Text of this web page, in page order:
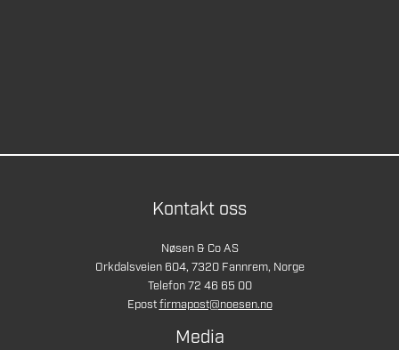
Kontakt oss
Nøsen & Co AS
Orkdalsveien 604, 7320 Fannrem, Norge
Telefon 72 46 65 00
Epostfirmapost@noesen.no
Media